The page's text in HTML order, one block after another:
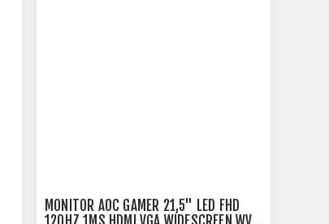
MONITOR AOC GAMER 21,5" LED FHD